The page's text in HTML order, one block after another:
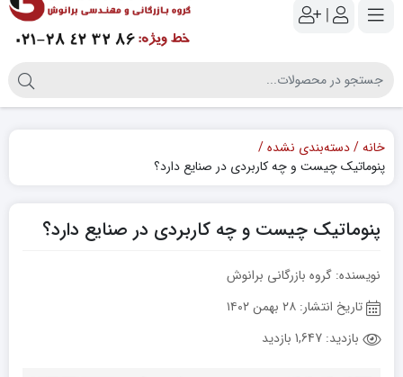
|
خانه
دسته‌بندی نشده
پنوماتیک چیست و چه کاربردی در صنایع دارد؟
پنوماتیک چیست و چه کاربردی در صنایع دارد؟
نویسنده: گروه بازرگانی برانوش
تاریخ انتشار: ۲۸ بهمن ۱۴۰۲
بازدید: 1,647 بازدید